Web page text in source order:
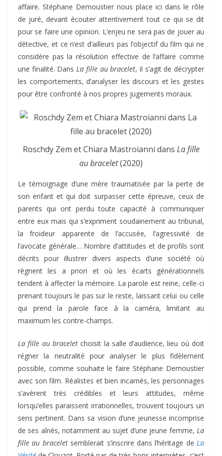
affaire. Stéphane Demoustier nous place ici dans le rôle
de juré, devant écouter attentivement tout ce qui se dit
pour se faire une opinion. L’enjeu ne sera pas de jouer au
détective, et ce n’est d’ailleurs pas l’objectif du film qui ne
considère pas la résolution effective de l’affaire comme
une finalité. DansLa fille au bracelet, il s’agit de décrypter
les comportements, d’analyser les discours et les gestes
pour être confronté à nos propres jugements moraux.
Roschdy Zem et Chiara Mastroianni dans La fille
au bracelet(2020)
Le témoignage d’une mère traumatisée par la perte de
son enfant et qui doit surpasser cette épreuve, ceux de
parents qui ont perdu toute capacité à communiquer
entre eux mais qui s’expriment soudainement au tribunal,
la froideur apparente de l’accusée, l’agressivité de
l’avocate générale… Nombre d’attitudes et de profils sont
décrits pour illustrer divers aspects d’une société où
règnent les a priori et où les écarts générationnels
tendent à affecter la mémoire. La parole est reine, celle-ci
prenant toujours le pas sur le reste, laissant celui ou celle
qui prend la parole face à la caméra, limitant au
maximum les contre-champs.
La fille au braceletchoisit la salle d’audience, lieu où doit
régner la neutralité pour analyser le plus fidèlement
possible, comme souhaite le faire Stéphane Demoustier
avec son film. Réalistes et bien incarnés, les personnages
s’avèrent très crédibles et leurs attitudes, même
lorsqu’elles paraissent irrationnelles, trouvent toujours un
sens pertinent. Dans sa vision d’une jeunesse incomprise
de ses aînés, notamment au sujet d’une jeune femme, La
fille au braceletsemblerait s’inscrire dans l’héritage de La